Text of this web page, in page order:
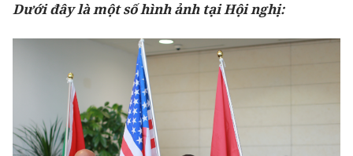
Dưới đây là một số hình ảnh tại Hội nghị: